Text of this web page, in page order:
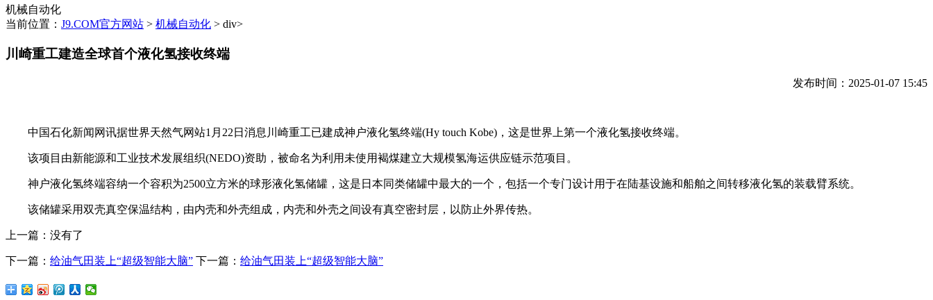
机械自动化
当前位置： J9.COM官方网站 > 机械自动化 > div>
川崎重工建造全球首个液化氢接收终端
发布时间：2025-01-07 15:45
中国石化新闻网讯据世界天然气网站1月22日消息川崎重工已建成神户液化氢终端(Hy touch Kobe)，这是世界上第一个液化氢接收终端。
该项目由新能源和工业技术发展组织(NEDO)资助，被命名为利用未使用褐煤建立大规模氢海运供应链示范项目。
神户液化氢终端容纳一个容积为2500立方米的球形液化氢储罐，这是日本同类储罐中最大的一个，包括一个专门设计用于在陆基设施和船舶之间转移液化氢的装载臂系统。
该储罐采用双壳真空保温结构，由内壳和外壳组成，内壳和外壳之间设有真空密封层，以防止外界传热。
上一篇：没有了
下一篇： 给油气田装上“超级智能大脑” 下一篇： 给油气田装上“超级智能大脑”